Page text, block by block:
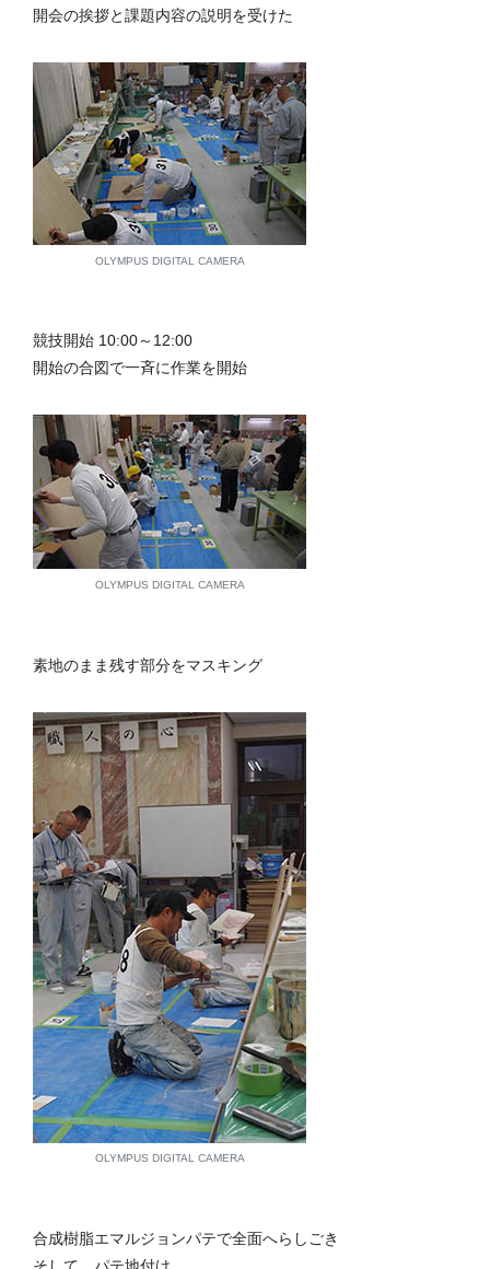
開会の挨拶と課題内容の説明を受けた
OLYMPUS DIGITAL CAMERA
競技開始 10:00～12:00
開始の合図で一斉に作業を開始
OLYMPUS DIGITAL CAMERA
素地のまま残す部分をマスキング
OLYMPUS DIGITAL CAMERA
合成樹脂エマルジョンパテで全面へらしごき
そして、パテ地付け